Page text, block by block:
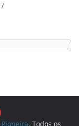
/
Pioneira. Todos os